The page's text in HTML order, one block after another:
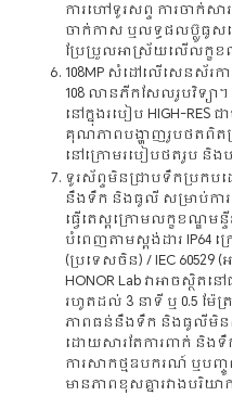
ការហៅទូរសព្ទ ការចាក់សារ
ចាក់កាស ឬលទ្ធផលប៊្លូធូស
ប្រែប្រួលអាស្រ័យលើលក្ខខ
108MP សំដៅលើសេនស័រក
108 លានភីកសែលរូបវិទ្យា។
នៅក្នុងរបៀប HIGH-RES
គុណភាពបង្ហាញរូបថតពិតប្
នៅក្រោមរបៀបថតរូប និង
ទូរស័ព្ទមិនជ្រាបទឹកប្រកប
នឹងទឹក និងធូលី សម្រាប់ការប្
ធ្វើតេស្តក្រោមលក្ខខណ្ឌ
បំពេញតាមស្តង់ដារ IP64 ក្រ
(ប្រទេសចិន) / IEC 60529 (
HONOR Lab វាអាចស្ថិត
រហូតដល់ 3 នាទី ឬ 0.5 ម៉ែត្
ភាពធន់នឹងទឹក និងធូលីមិនស្
ដោយសារតែការពាក់ និងទឹ
ការសាកថ្មឧបករណ៍ ឬបញ្
មានភាពខុសគ្នារវាងបរិ